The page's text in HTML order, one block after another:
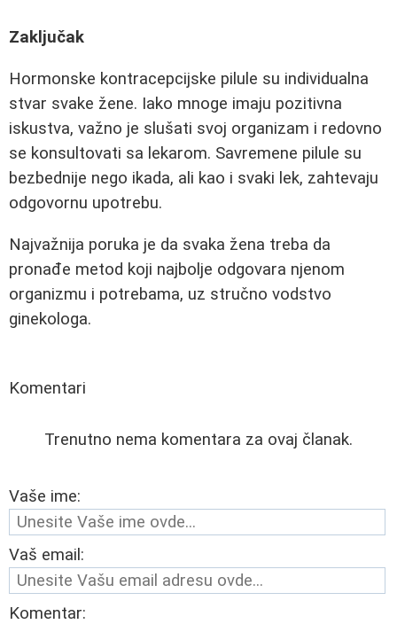
Zaključak
Hormonske kontracepcijske pilule su individualna
stvar svake žene. Iako mnoge imaju pozitivna
iskustva, važno je slušati svoj organizam i redovno
se konsultovati sa lekarom. Savremene pilule su
bezbednije nego ikada, ali kao i svaki lek, zahtevaju
odgovornu upotrebu.
Najvažnija poruka je da svaka žena treba da
pronađe metod koji najbolje odgovara njenom
organizmu i potrebama, uz stručno vodstvo
ginekologa.
Komentari
Trenutno nema komentara za ovaj članak.
Vaše ime:
Vaš email:
Komentar: